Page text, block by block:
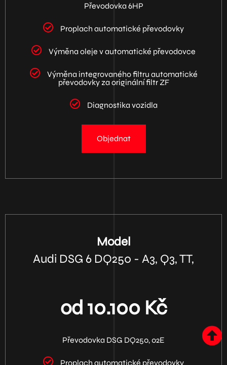
Převodovka 6HP
Proplach automatické převodovky
Výměna oleje v automatické převodovce
Výměna integrovaného filtru automatické
převodovky za originální filtr ZF
Diagnostika vozidla
Objednat
Model
Audi DSG 6 DQ250 - A3, Q3, TT,
od 10.100 Kč
Převodovka DSG DQ250, 02E
Proplach automatické převodovky